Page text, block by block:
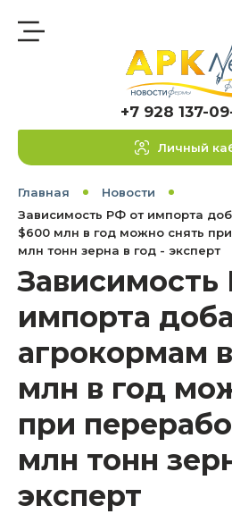
+7 928 137-
Личный
Главная
Новости
Зависимость РФ от импорта
$600 млн в год можно снять
млн тонн зерна в год - эксперт
Зависимость
импорта
агрокормам
млн в год
при
млн тонн
эксперт